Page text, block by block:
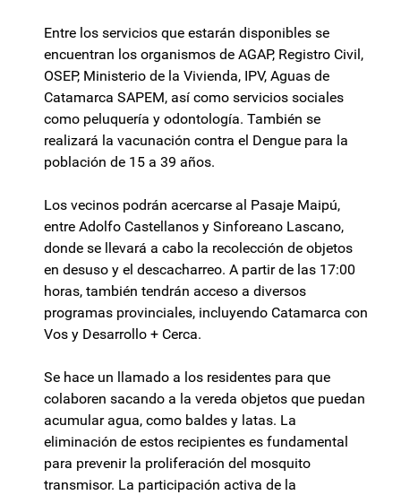
Entre los servicios que estarán disponibles se
encuentran los organismos de AGAP, Registro Civil,
OSEP, Ministerio de la Vivienda, IPV, Aguas de
Catamarca SAPEM, así como servicios sociales
como peluquería y odontología. También se
realizará la vacunación contra el Dengue para la
población de 15 a 39 años.
Los vecinos podrán acercarse al Pasaje Maipú,
entre Adolfo Castellanos y Sinforeano Lascano,
donde se llevará a cabo la recolección de objetos
en desuso y el descacharreo. A partir de las 17:00
horas, también tendrán acceso a diversos
programas provinciales, incluyendo Catamarca con
Vos y Desarrollo + Cerca.
Se hace un llamado a los residentes para que
colaboren sacando a la vereda objetos que puedan
acumular agua, como baldes y latas. La
eliminación de estos recipientes es fundamental
para prevenir la proliferación del mosquito
transmisor. La participación activa de la